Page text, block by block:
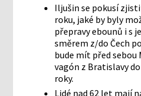
Iljušin se pokusí
roku, jaké by byly
přepravy ebounů i s
směrem z/do Čech
bude mít před
vagón z Bratislavy
roky.
Lidé nad 62 let mají